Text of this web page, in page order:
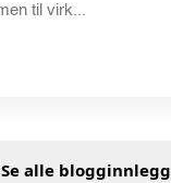
til virk...
Se alle blogginnlegg